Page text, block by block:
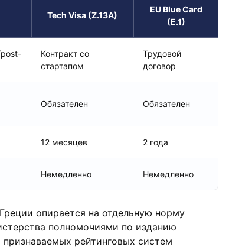
Tech Visa (Z.13A)
EU Blue Card
(E.1)
Контракт со
стартапом
Трудовой
договор
Обязателен Обязателен
12 месяцев 2 года
Немедленно Немедленно
опирается на отдельную норму
полномочиями по изданию
рейтинговых систем